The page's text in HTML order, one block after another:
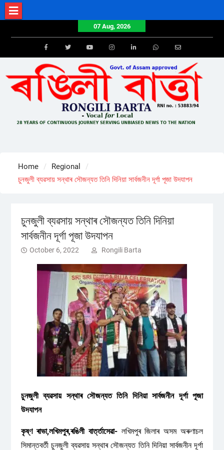
Skip
to
07 Aug, 2026
FacebookTwitterYoutube Email
Home
Regional
চুনজুলী ব্যৱসায় সন্থাৰ সৌজন্যত তিনি দিনিয়া সাৰ্বজনীন দূৰ্গা পূজা উদযাপন
চুনজুলী ব্যৱসায় সন্থাৰ সৌজন্যত তিনি দিনিয়া
সাৰ্বজনীন দূৰ্গা পূজা উদযাপন
October 6, 2022 Rongili Barta
চুনজুলী ব্যৱসায় সন্থাৰ সৌজন্যত তিনি দিনিয়া সাৰ্বজনীন দূৰ্গা পূজা
উদযাপন
কৃষ্ণ ৰাভা,লখিমপুৰ,ৰঙিলী বাৰ্ত্তাসেৱা-লখিমপুৰ জিলাৰ অসম অৰুণাচল
সিমান্তবৰ্তী চুনজুলী ব্যৱসায় সন্থাৰ সৌজন্যত তিনি দিনিয়া সাৰ্বজনীন দূৰ্গা